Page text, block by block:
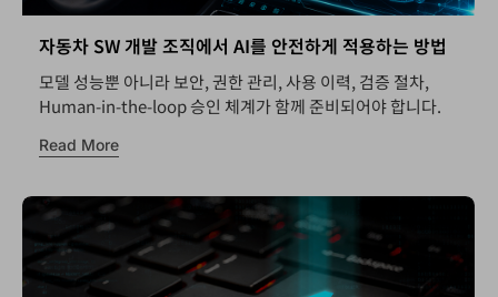
자동차 SW 개발 조직에서 AI를 안전하게 적용하는 방법
모델 성능뿐 아니라 보안, 권한 관리, 사용 이력, 검증 절차,
Human-in-the-loop 승인 체계가 함께 준비되어야 합니다.
Read More